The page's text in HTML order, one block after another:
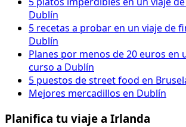
Dublín
5 recetas a probar en un viaje de
Dublín
Planes por menos de 20 euros en
curso a Dublín
5 puestos de street food en
Mejores mercadillos en Dublín
Planifica tu viaje a Irlanda